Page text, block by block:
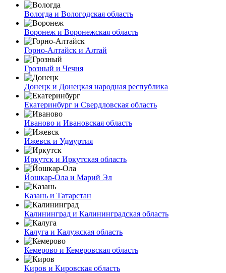
Вологда и Вологодская область
Воронеж и Воронежская область
Горно-Алтайск и Алтай
Грозный и Чечня
Донецк и Донецкая народная республика
Екатеринбург и Свердловская область
Иваново и Ивановская область
Ижевск и Удмуртия
Иркутск и Иркутская область
Йошкар-Ола и Марий Эл
Казань и Татарстан
Калининград и Калининградская область
Калуга и Калужская область
Кемерово и Кемеровская область
Киров и Кировская область